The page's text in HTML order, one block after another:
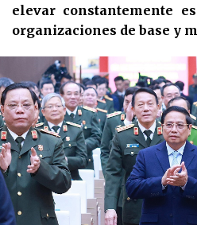
elevar constantemente
organizaciones de base y